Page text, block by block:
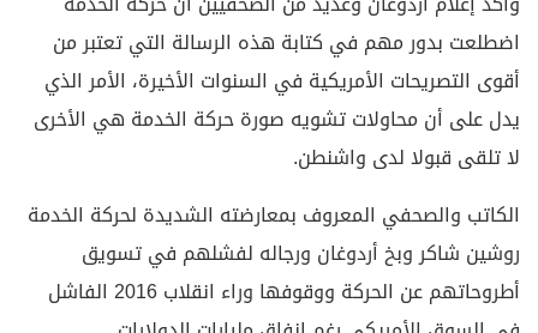
اضطلعت بدور مهم في كتابة هذه الرسالة التي تعتبر من
أقوى التصريحات الأمريكية في السنوات الأخيرة، الأمر الذي
يدل على أن محاولات تشويه صورة حركة الخدمة هي الأخرى
لا تلقى قبولا لدى واشنطن.
الكاتب والصحفي المعروف بمعارضته الشديدة لحركة الخدمة
روشين شاكر وبخ أردوغان ورجاله لفشلهم في تسويق
أطروحاتهم عن الحركة ووقوفها وراء انقلاب 2016 الفاشل